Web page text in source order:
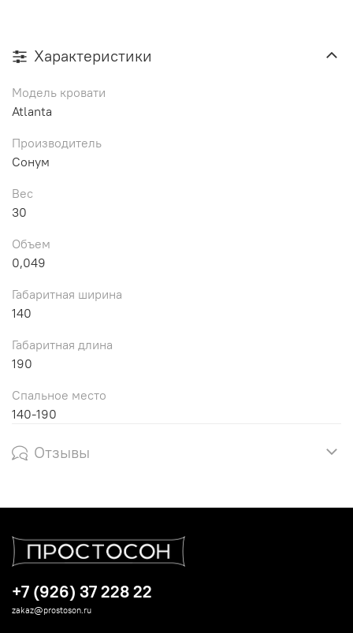
Характеристики
Модель кровати
Atlanta
Производитель
Сонум
Вес
30
Объем
0,049
Габаритная ширина
140
Габаритная длина
190
Спальное место
140-190
Отзывы
+7 (926) 37 228 22
zakaz@prostoson.ru